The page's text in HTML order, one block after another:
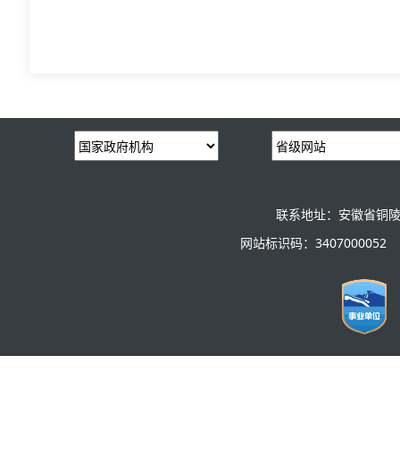
联系地址：安徽省铜
网站标识码：3407000052